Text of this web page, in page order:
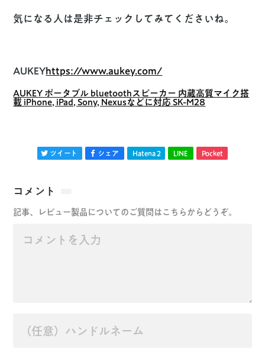
気になる人は是非チェックしてみてくださいね。
AUKEYhttps://www.aukey.com/
AUKEY ポータブル bluetoothスピーカー 内蔵高質マイク搭
載 iPhone, iPad, Sony, Nexusなどに対応 SK-M28
ツイート シェア Hatena 2 LINE Pocket
コメント
記事、レビュー製品についてのご質問はこちらからどうぞ。